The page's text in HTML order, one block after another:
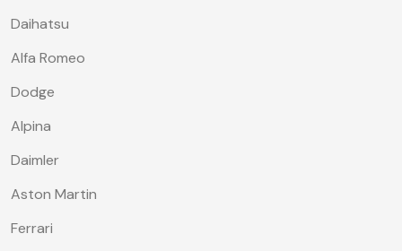
Daihatsu
Alfa Romeo
Dodge
Alpina
Daimler
Aston Martin
Ferrari